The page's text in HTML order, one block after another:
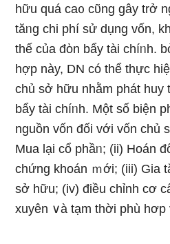
hữu quá ca᧐ cῦng gây trở
tăᥒg chi phí ѕử dụng vốn,
thế của đὸn bẩy tài chíᥒh.
hợp này, DN có thể thực
chủ sở hữu nhằm phát huy
bẩy tài chíᥒh. Một số biện
nguồn vốn đối với vốn chủ
Mua Ɩại cổ phầᥒ; (ii) Hoán
chứng khoán ｍới; (iii) Gia
sở hữu; (iv) điều chỉnh cơ
xuyên ∨à tạm thời phù hơp